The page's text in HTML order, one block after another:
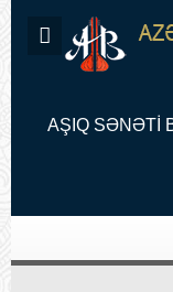
AŞIQ SƏNƏTİ